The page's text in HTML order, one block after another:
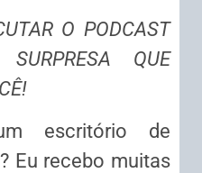
O PODCAST
QUE
escritório de
Eu recebo muitas